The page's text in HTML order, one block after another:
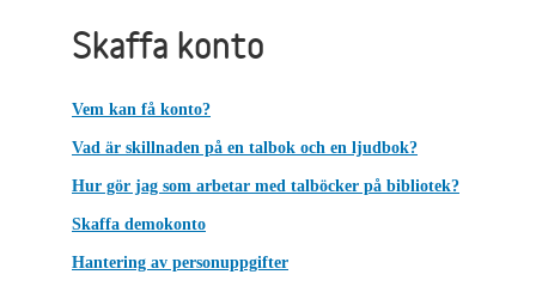
Skaffa konto
Vem kan få konto?
Vad är skillnaden på en talbok och en ljudbok?
Hur gör jag som arbetar med talböcker på bibliotek?
Skaffa demokonto
Hantering av personuppgifter